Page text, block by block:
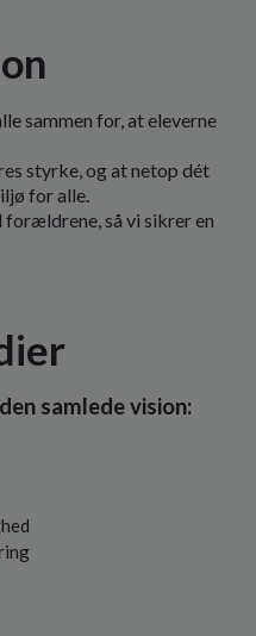
sammen for, at eleverne
styrke, og at netop dét
for alle.
så vi sikrer en
samlede vision: